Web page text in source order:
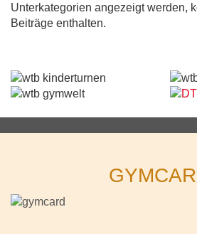
Unterkategorien angezeigt werden,
Beiträge enthalten.